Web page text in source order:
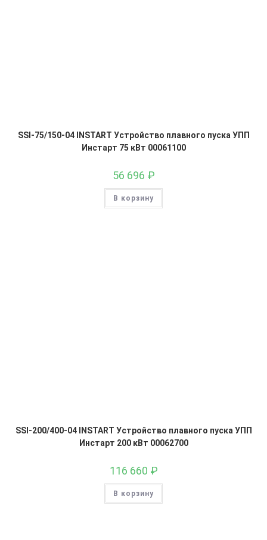
SSI-75/150-04 INSTART Устройство плавного пуска УПП
Инстарт 75 кВт 00061100
56 696 ₽
В корзину
SSI-200/400-04 INSTART Устройство плавного пуска УПП
Инстарт 200 кВт 00062700
116 660 ₽
В корзину